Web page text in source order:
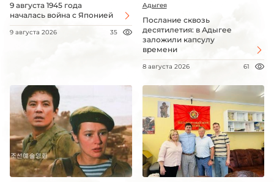
9 августа 1945 года
началась война с Японией
9 августа 2026 35
Адыгея
Послание сквозь
десятилетия: в Адыгее
заложили капсулу
времени
8 августа 2026 61